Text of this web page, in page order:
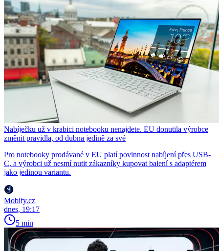
Nabíječku už v krabici notebooku nenajdete. EU donutila výrobce
změnit pravidla, od dubna jedině za své
Pro notebooky prodávané v EU platí povinnost nabíjení přes USB-
C, a výrobci už nesmí nutit zákazníky kupovat balení s adaptérem
jako jedinou variantu.
Mobify.cz
dnes, 19:17
5 min